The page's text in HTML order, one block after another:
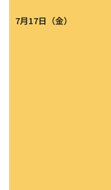
7月17日（金）